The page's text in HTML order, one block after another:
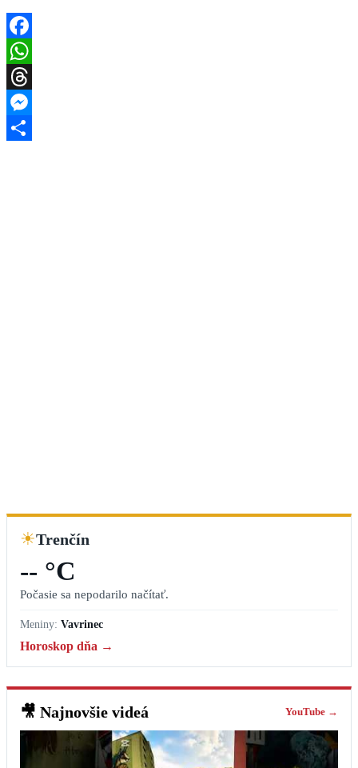
Facebook
WhatsApp
Threads
Messenger
☀Trenčín
-- °C
Počasie sa nepodarilo načítať.
Meniny: Vavrinec
Horoskop dňa →
🎥 Najnovšie videá YouTube →